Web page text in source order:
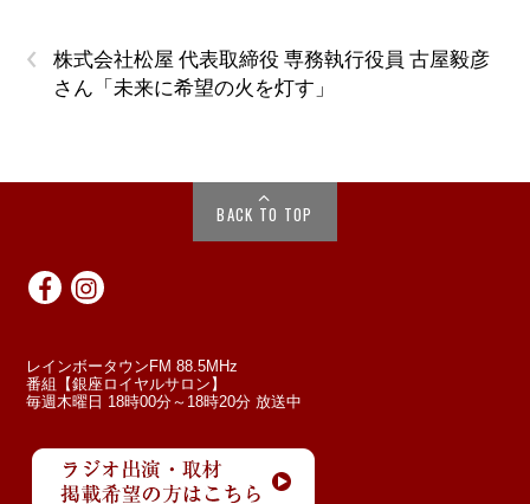
‹
株式会社松屋 代表取締役 専務執行役員 古屋毅彦
さん「未来に希望の火を灯す」
BACK TO TOP
レインボータウンFM 88.5MHz
番組【銀座ロイヤルサロン】
毎週木曜日 18時00分～18時20分 放送中